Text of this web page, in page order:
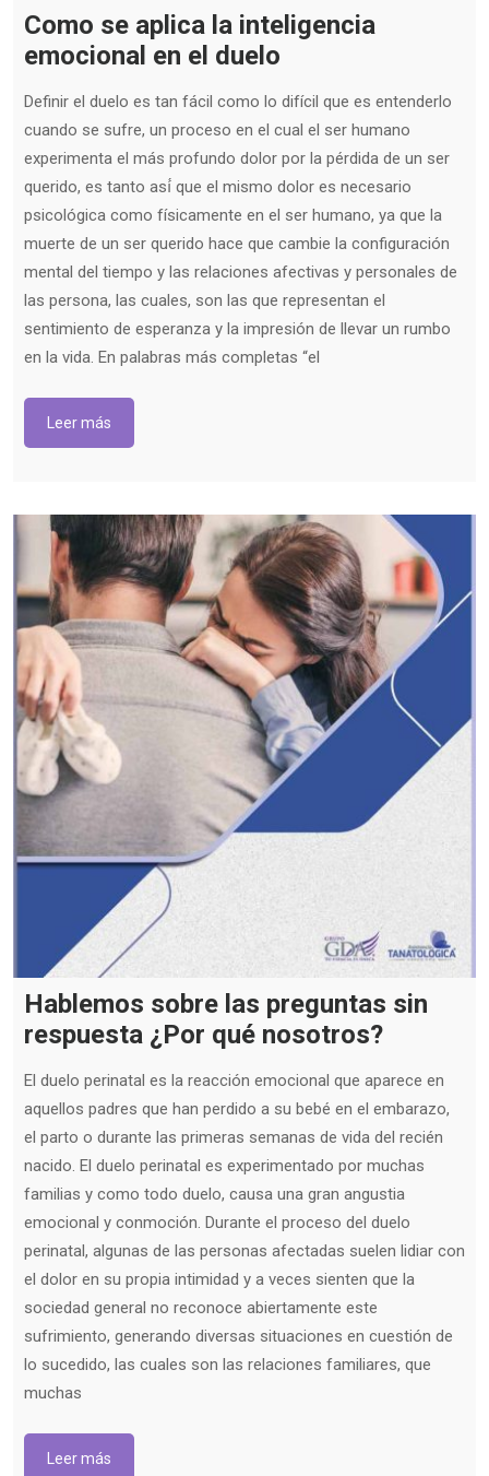
Como se aplica la inteligencia
emocional en el duelo
Definir el duelo es tan fácil como lo difícil que es entenderlo
cuando se sufre, un proceso en el cual el ser humano
experimenta el más profundo dolor por la pérdida de un ser
querido, es tanto así́ que el mismo dolor es necesario
psicológica como físicamente en el ser humano, ya que la
muerte de un ser querido hace que cambie la configuración
mental del tiempo y las relaciones afectivas y personales de
las persona, las cuales, son las que representan el
sentimiento de esperanza y la impresión de llevar un rumbo
en la vida. En palabras más completas “el
Leer más
Hablemos sobre las preguntas sin
respuesta ¿Por qué nosotros?
El duelo perinatal es la reacción emocional que aparece en
aquellos padres que han perdido a su bebé en el embarazo,
el parto o durante las primeras semanas de vida del recién
nacido. El duelo perinatal es experimentado por muchas
familias y como todo duelo, causa una gran angustia
emocional y conmoción. Durante el proceso del duelo
perinatal, algunas de las personas afectadas suelen lidiar con
el dolor en su propia intimidad y a veces sienten que la
sociedad general no reconoce abiertamente este
sufrimiento, generando diversas situaciones en cuestión de
lo sucedido, las cuales son las relaciones familiares, que
muchas
Leer más